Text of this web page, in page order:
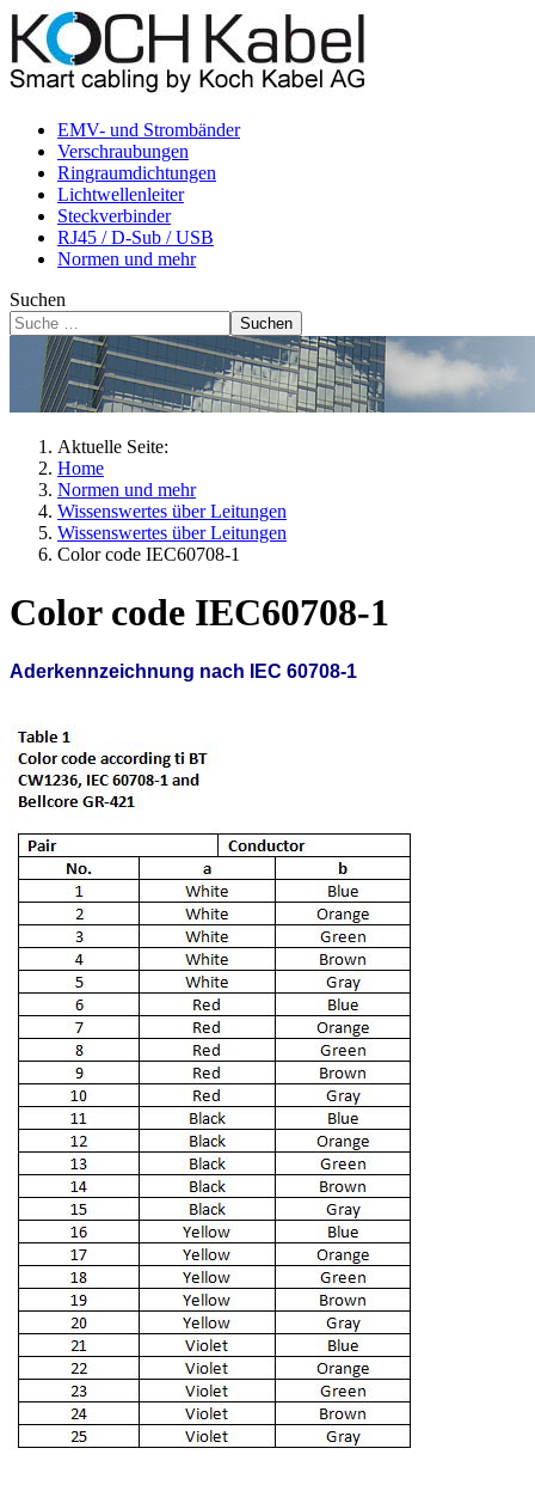
EMV- und Strombänder
Verschraubungen
Ringraumdichtungen
Lichtwellenleiter
Steckverbinder
RJ45 / D-Sub / USB
Normen und mehr
Suchen
Suchen
Aktuelle Seite:
Home
Normen und mehr
Wissenswertes über Leitungen
Wissenswertes über Leitungen
Color code IEC60708-1
Color code IEC60708-1
Aderkennzeichnung nach IEC 60708-1